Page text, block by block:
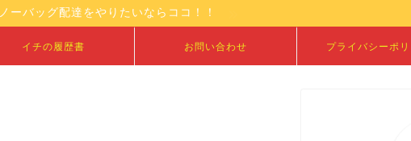
ノーバッグ配達をやりたいならココ！！
イチの履歴書 お問い合わせ プライバシーポ